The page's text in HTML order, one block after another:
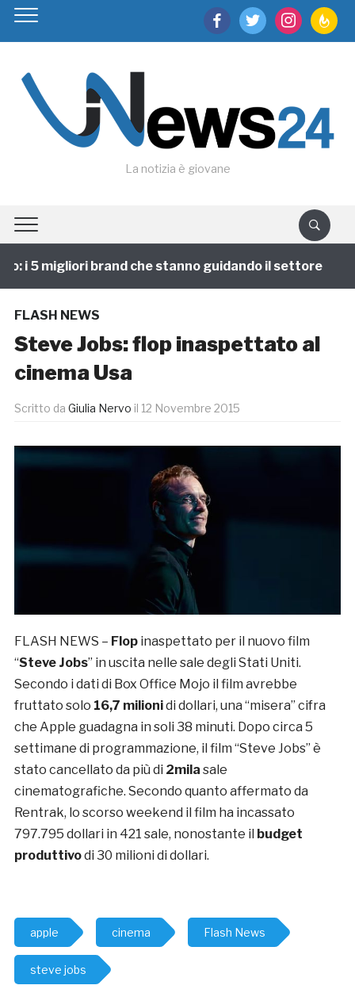
facebooktwitter instagram
La notizia è giovane
i 5 migliori brand che stanno guidando il settore
FLASH NEWS
Steve Jobs: flop inaspettato al
cinema Usa
Scritto da Giulia Nervo il 12 Novembre 2015
FLASH NEWS – Flopinaspettato per il nuovo film
“Steve Jobs” in uscita nelle sale degli Stati Uniti.
Secondo i dati di Box Office Mojo il film avrebbe
fruttato solo 16,7 milionidi dollari, una “misera” cifra
che Apple guadagna in soli 38 minuti. Dopo circa 5
settimane di programmazione, il film “Steve Jobs” è
stato cancellato da più di 2mila sale
cinematografiche. Secondo quanto affermato da
Rentrak, lo scorso weekend il film ha incassato
797.795 dollari in 421 sale, nonostante il budget
produttivodi 30 milioni di dollari.
apple cinema Flash News
steve jobs